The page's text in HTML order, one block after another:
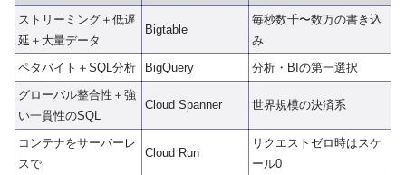
ストリーミング＋低遅
延＋大量データ
Bigtable
毎秒数千〜数万の書き込
み
ペタバイト＋SQL分析
BigQuery
分析・BIの第一選択
グローバル整合性＋強
い一貫性のSQL
Cloud Spanner 世界規模の決済系
コンテナをサーバーレ
スで
Cloud Run
リクエストゼロ時はスケ
ール0